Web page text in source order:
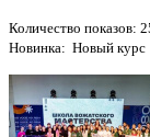
Количество показов:
Новинка: Новый курс